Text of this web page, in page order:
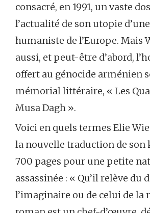
consacré, en 1991, un vaste
l’actualité de son utopie
humaniste de l’Europe. Mais
aussi, et peut-être d’abord,
offert au génocide arménien
mémorial littéraire, « Les
Musa Dagh ».
Voici en quels termes Elie
la nouvelle traduction de son
700 pages pour une petite
assassinée : « Qu’il relève du
l’imaginaire ou de celui de la